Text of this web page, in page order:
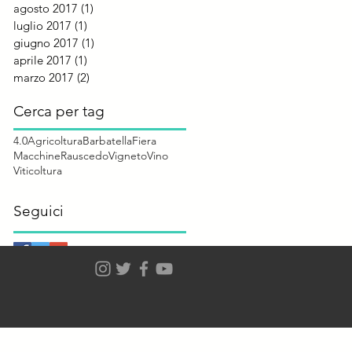
agosto 2017 (1)
luglio 2017 (1)
giugno 2017 (1)
aprile 2017 (1)
marzo 2017 (2)
Cerca per tag
4.0AgricolturaBarbatellaFiera
MacchineRauscedoVignetoVino
Viticoltura
Seguici